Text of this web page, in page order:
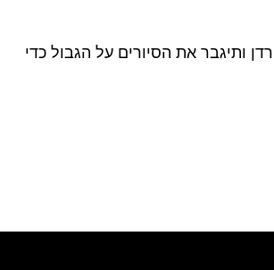
ותיגבר את הסיורים על הגבול כדי